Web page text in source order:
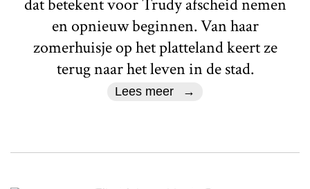
en opnieuw beginnen. Van haar
zomerhuisje op het platteland keert ze
terug naar het leven in de stad.
Lees meer